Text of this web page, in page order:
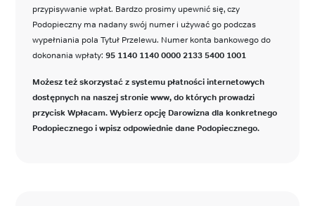
przypisywanie wpłat. Bardzo prosimy upewnić się, czy
Podopieczny ma nadany swój numer i używać go podczas
wypełniania pola Tytuł Przelewu. Numer konta bankowego do
dokonania wpłaty: 95 1140 1140 0000 2133 5400 1001
Możesz też skorzystać z systemu płatności internetowych
dostępnych na naszej stronie www, do których prowadzi
przycisk Wpłacam. Wybierz opcję Darowizna dla konkretnego
Podopiecznego i wpisz odpowiednie dane Podopiecznego.